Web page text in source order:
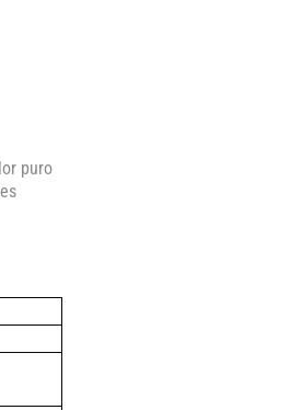
puro